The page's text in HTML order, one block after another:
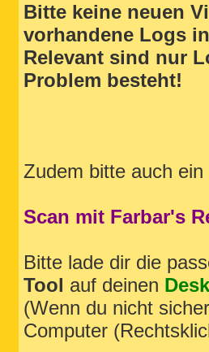
Bitte keine neuen
vorhandene Logs
Relevant sind nur
Problem besteht!
Zudem bitte auch
Scan mit Farbar's
Bitte lade dir die
Tool auf deinen
(Wenn du nicht
Computer